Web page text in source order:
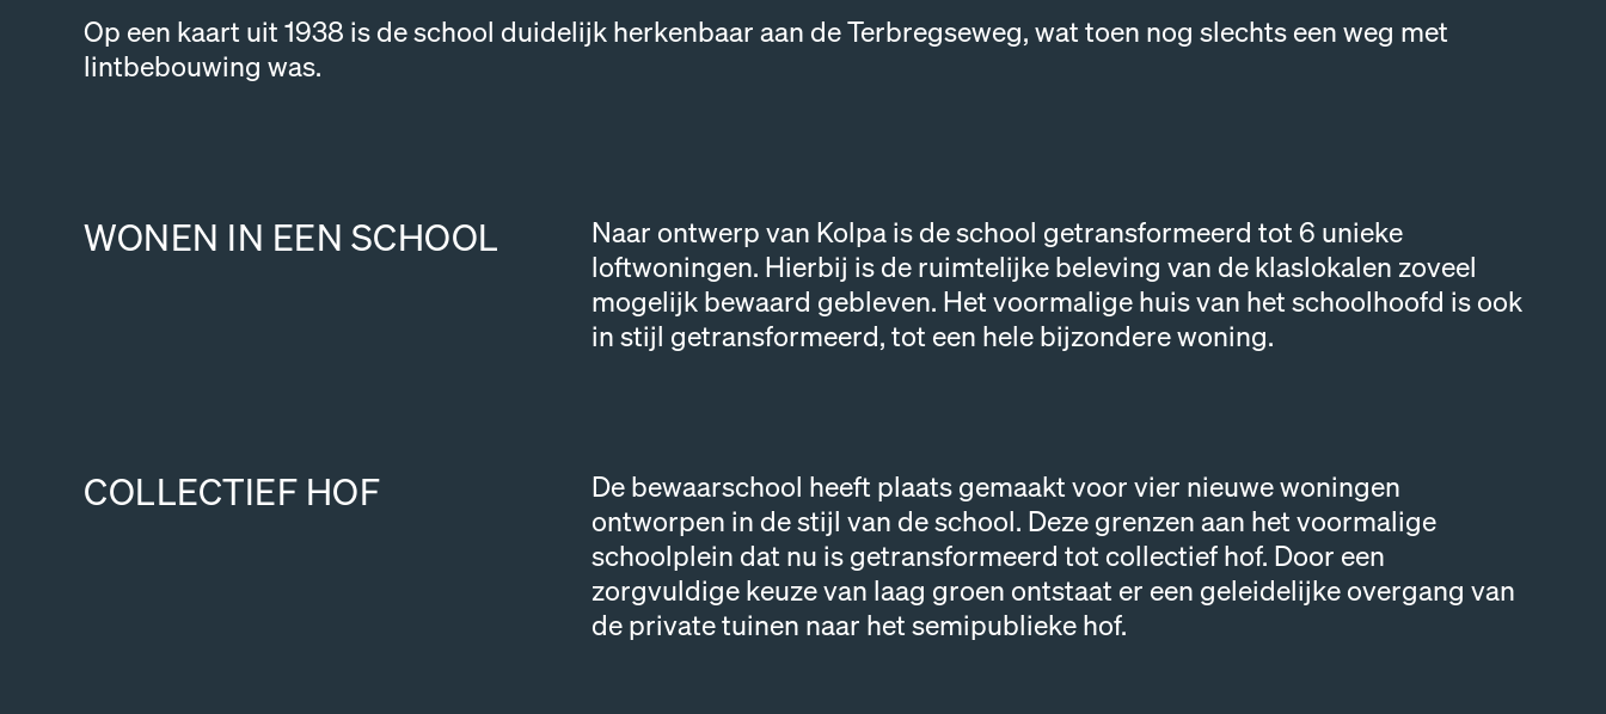
Op een kaart uit 1938 is de school duidelijk herkenbaar aan de Terbregseweg, wat toen nog slechts een weg met
lintbebouwing was.
WONEN IN EEN SCHOOL
Naar ontwerp van Kolpa is de school getransformeerd tot 6 unieke
loftwoningen. Hierbij is de ruimtelijke beleving van de klaslokalen zoveel
mogelijk bewaard gebleven. Het voormalige huis van het schoolhoofd is ook
in stijl getransformeerd, tot een hele bijzondere woning.
COLLECTIEF HOF
De bewaarschool heeft plaats gemaakt voor vier nieuwe woningen
ontworpen in de stijl van de school. Deze grenzen aan het voormalige
schoolplein dat nu is getransformeerd tot collectief hof. Door een
zorgvuldige keuze van laag groen ontstaat er een geleidelijke overgang van
de private tuinen naar het semipublieke hof.